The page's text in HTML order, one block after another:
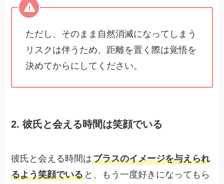
ただし、そのまま自然消滅になってしまう
リスクは伴うため、距離を置く際は覚悟を
決めてからにしてください。
2. 彼氏と会える時間は笑顔でいる
彼氏と会える時間はプラスのイメージを与えられ
るよう笑顔でいる と、もう一度好きになってもら